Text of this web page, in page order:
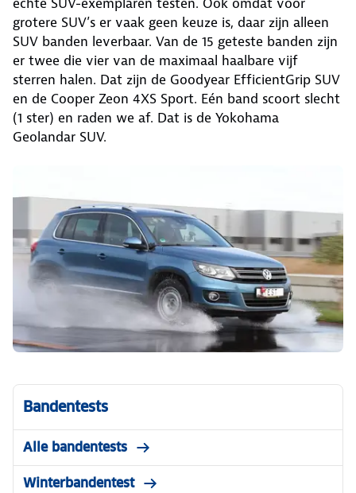
grotere SUV’s er vaak geen keuze is, daar zijn alleen
SUV banden leverbaar. Van de 15 geteste banden zijn
er twee die vier van de maximaal haalbare vijf
sterren halen. Dat zijn de Goodyear EfficientGrip SUV
en de Cooper Zeon 4XS Sport. Eén band scoort slecht
(1 ster) en raden we af. Dat is de Yokohama
Geolandar SUV.
Bandentests
Alle bandentests
Winterbandentest